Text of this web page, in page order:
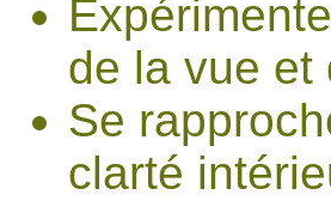
de la vue et
Se
clarté